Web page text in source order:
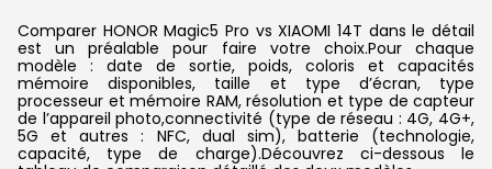
Comparer HONOR Magic5 Pro vs XIAOMI 14T dans le détail
est un préalable pour faire votre choix.Pour chaque
modèle : date de sortie, poids, coloris et capacités
mémoire disponibles, taille et type d’écran, type
processeur et mémoire RAM, résolution et type de capteur
de l’appareil photo,connectivité (type de réseau : 4G, 4G+,
5G et autres : NFC, dual sim), batterie (technologie,
capacité, type de charge).Découvrez ci-dessous le